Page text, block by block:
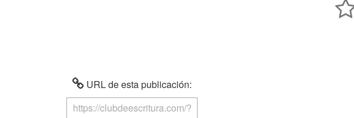
URL de esta publicación: